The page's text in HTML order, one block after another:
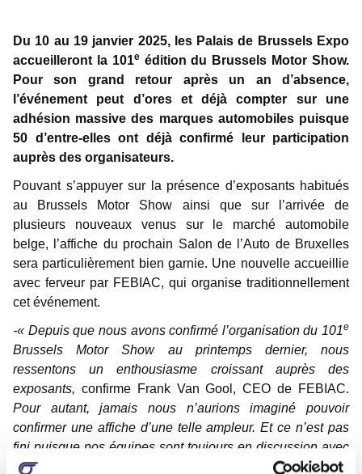
Du 10 au 19 janvier 2025, les Palais de Brussels Expo
accueilleront la 101eédition du Brussels Motor Show.
Pour son grand retour après un an d’absence,
l’événement peut d’ores et déjà compter sur une
adhésion massive des marques automobiles puisque
50 d’entre-elles ont déjà confirmé leur participation
auprès des organisateurs.
Pouvant s’appuyer sur la présence d’exposants habitués
au Brussels Motor Show ainsi que sur l’arrivée de
plusieurs nouveaux venus sur le marché automobile
belge, l’affiche du prochain Salon de l’Auto de Bruxelles
sera particulièrement bien garnie. Une nouvelle accueillie
avec ferveur par FEBIAC, qui organise traditionnellement
cet événement.
-« Depuis que nous avons confirmé l’organisation du 101e
Brussels Motor Show au printemps dernier, nous
ressentons un enthousiasme croissant auprès des
exposants, confirme Frank Van Gool, CEO de FEBIAC.
Pour autant, jamais nous n’aurions imaginé pouvoir
confirmer une affiche d’une telle ampleur. Et ce n’est pas
fini puisque nos équipes sont toujours en discussion avec
d’autres marques qui souhaitent également se joindre à